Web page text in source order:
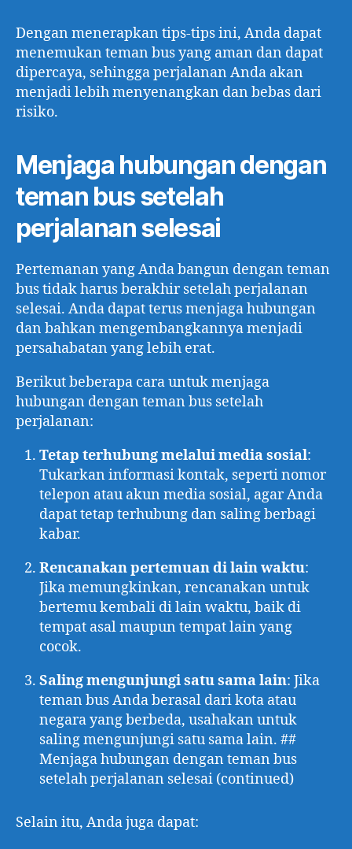
Dengan menerapkan tips-tips ini, Anda dapat
menemukan teman bus yang aman dan dapat
dipercaya, sehingga perjalanan Anda akan
menjadi lebih menyenangkan dan bebas dari
risiko.
Menjaga hubungan dengan
teman bus setelah
perjalanan selesai
Pertemanan yang Anda bangun dengan teman
bus tidak harus berakhir setelah perjalanan
selesai. Anda dapat terus menjaga hubungan
dan bahkan mengembangkannya menjadi
persahabatan yang lebih erat.
Berikut beberapa cara untuk menjaga
hubungan dengan teman bus setelah
perjalanan:
Tetap terhubung melalui media sosial:
Tukarkan informasi kontak, seperti nomor
telepon atau akun media sosial, agar Anda
dapat tetap terhubung dan saling berbagi
kabar.
Rencanakan pertemuan di lain waktu:
Jika memungkinkan, rencanakan untuk
bertemu kembali di lain waktu, baik di
tempat asal maupun tempat lain yang
cocok.
Saling mengunjungi satu sama lain: Jika
teman bus Anda berasal dari kota atau
negara yang berbeda, usahakan untuk
saling mengunjungi satu sama lain. ##
Menjaga hubungan dengan teman bus
setelah perjalanan selesai (continued)
Selain itu, Anda juga dapat: